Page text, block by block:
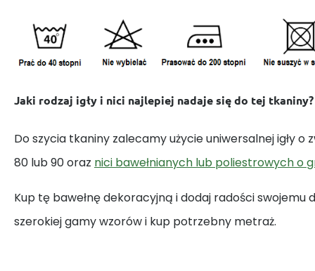
Jaki rodzaj igły i nici najlepiej nadaje się do tej tkaniny?
Do szycia tkaniny zalecamy użycie uniwersalnej igły o
80 lub 90 oraz nici bawełnianych lub poliestrowych o
Kup tę bawełnę dekoracyjną i dodaj radości swojemu
szerokiej gamy wzorów i kup potrzebny metraż.